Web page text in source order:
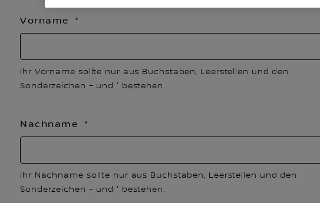
Vorname
Ihr Vorname sollte nur aus Buchstaben, Leerstellen und den
Sonderzeichen – und ' bestehen.
Nachname
Ihr Nachname sollte nur aus Buchstaben, Leerstellen und den
Sonderzeichen – und ' bestehen.